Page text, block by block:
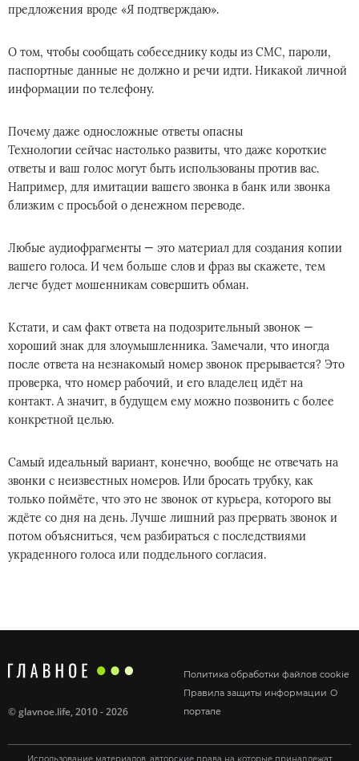
предложения вроде «Я подтверждаю».
О том, чтобы сообщать собеседнику коды из СМС, пароли,
паспортные данные не должно и речи идти. Никакой личной
информации по телефону.
Почему даже односложные ответы опасны
Технологии сейчас настолько развиты, что даже короткие
ответы и ваш голос могут быть использованы против вас.
Например, для имитации вашего звонка в банк или звонка
близким с просьбой о денежном переводе.
Любые аудиофрагменты — это материал для создания копии
вашего голоса. И чем больше слов и фраз вы скажете, тем
легче будет мошенникам совершить обман.
Кстати, и сам факт ответа на подозрительный звонок —
хороший знак для злоумышленника. Замечали, что иногда
после ответа на незнакомый номер звонок прерывается? Это
проверка, что номер рабочий, и его владелец идёт на
контакт. А значит, в будущем ему можно позвонить с более
конкретной целью.
Самый идеальный вариант, конечно, вообще не отвечать на
звонки с неизвестных номеров. Или бросать трубку, как
только поймёте, что это не звонок от курьера, которого вы
ждёте со дня на день. Лучше лишний раз прервать звонок и
потом объясниться, чем разбираться с последствиями
украденного голоса или поддельного согласия.
Политика обработки файлов cookie
Правила защиты информации О
портале
©glavnoe.life, 2010 - 2026